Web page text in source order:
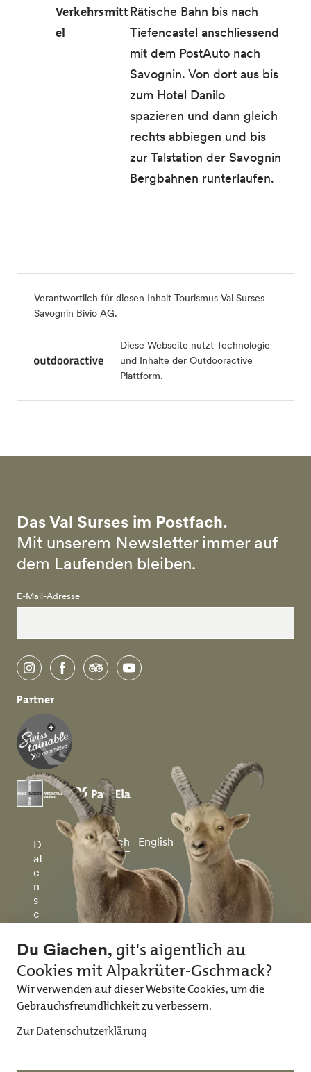
Verkehrsmitt
el
Rätische Bahn bis nach
Tiefencastel anschliessend
mit dem PostAuto nach
Savognin. Von dort aus bis
zum Hotel Danilo
spazieren und dann gleich
rechts abbiegen und bis
zur Talstation der Savognin
Bergbahnen runterlaufen.
Verantwortlich für diesen Inhalt Tourismus Val Surses
Savognin Bivio AG.
Diese Webseite nutzt Technologie
und Inhalte der Outdooractive
Plattform.
Das Val Surses im Postfach.
Mit unserem Newsletter immer auf
dem Laufenden bleiben.
E-Mail-Adresse
instagramfacebooktripadvisoryoutube
Partner
D
at
e
n
s
c
tz
&
m
p
r
e
u
Deutsch English